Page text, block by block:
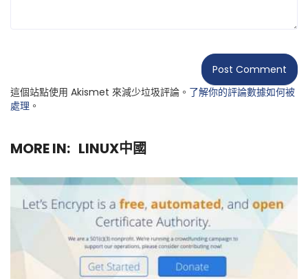
這個站點使用 Akismet 來減少垃圾評論。 了解你的評論數據如何被
處理 。
MORE IN: LINUX中國